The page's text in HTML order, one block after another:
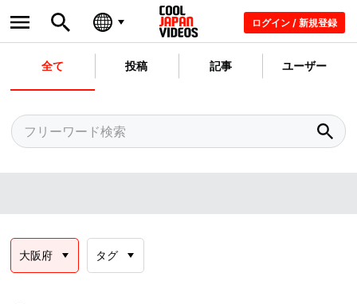
ログイン / 新規登録
全て 投稿 記事 ユーザー
大阪府 タグ